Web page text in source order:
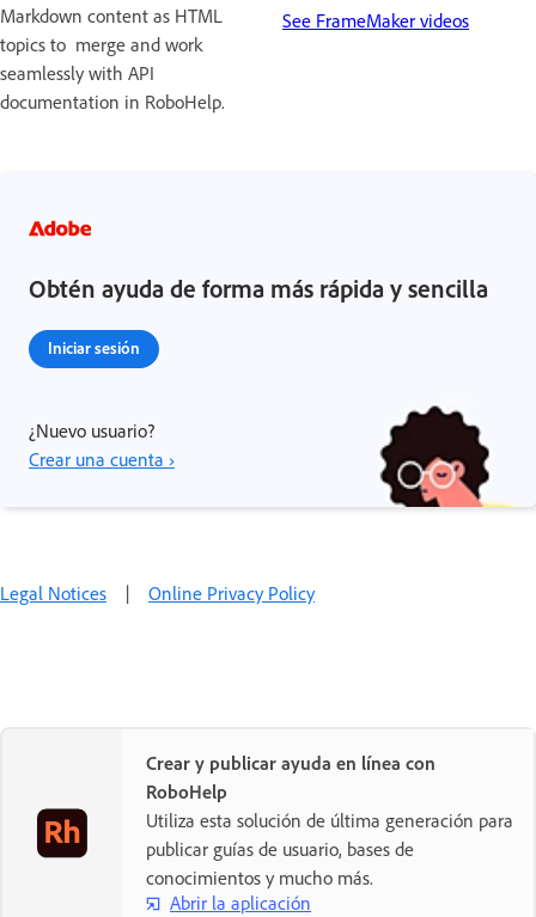
Markdown content as HTML
topics to merge and work
seamlessly with API
documentation in RoboHelp.
See FrameMaker videos
Obtén ayuda de forma más rápida y sencilla
Iniciar sesión
¿Nuevo usuario?
Crear una cuenta ›
Legal Notices | Online Privacy Policy
Crear y publicar ayuda en línea con
RoboHelp
Utiliza esta solución de última generación para
publicar guías de usuario, bases de
conocimientos y mucho más.
Abrir la aplicación